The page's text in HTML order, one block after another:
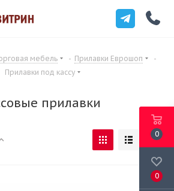
мебель - Прилавки Еврошоп
-
Прилавки под кассу
прилавки
0
0